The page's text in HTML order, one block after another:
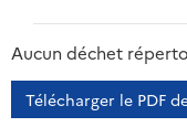
2013
Aucun déchet
Télécharger le PDF